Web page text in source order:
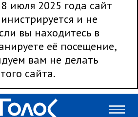
8 июля 2025 года сайт
и не
вы находитесь в
её посещение,
вам не делать
сайта.